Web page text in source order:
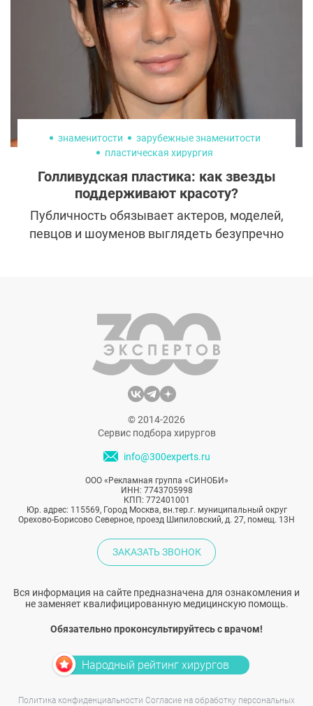
в ягодицах. Российская аудитория
привыкла воспринимать Карди как символ
сексуальности и дерзости, но за
эффектной внешностью скрывается куда
более сложная история.
знаменитости
зарубежные знаменитости
пластическая хирургия
Голливудская пластика: как звезды
поддерживают красоту?
Публичность обязывает актеров, моделей,
певцов и шоуменов выглядеть безупречно
вынуждает следить за собой.
Пластическая хирургия и бьюти-
технологии с каждым годом становятся
все прогрессивнее, а список услуг клиник
эстетической медицины пополняется все
новыми строчками. О том, что делают
звезды для постоянного поддержания
молодости и привлекательности – в нашей
© 2014-2026
Сервис подбора хирургов
info@300experts.ru
ООО «Рекламная группа «СИНОБИ»
ИНН: 7743705998
КПП: 772401001
Юр. адрес: 115569, Город Москва, вн.тер.г. муниципальный округ
Орехово-Борисово Северное, проезд Шипиловский, д. 27, помещ. 13Н
ЗАКАЗАТЬ ЗВОНОК
Вся информация на сайте предназначена для ознакомления и
не заменяет квалифицированную медицинскую помощь.
Обязательно проконсультируйтесь с врачом!
Народный рейтинг хирургов
Политика конфиденциальности Согласие на обработку персональных